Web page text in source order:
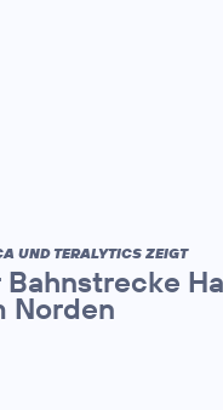
UND TERALYTICS ZEIGT
Norden